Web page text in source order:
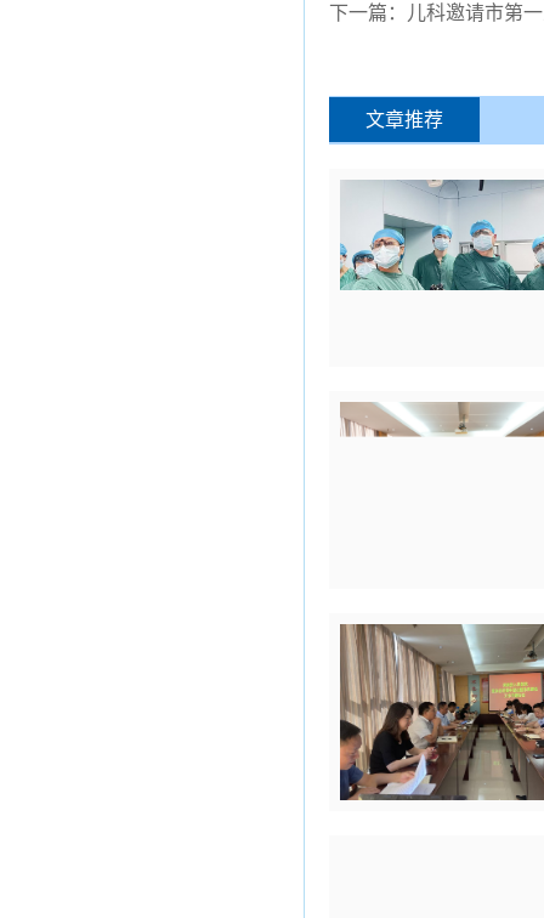
下一篇：儿科邀请市第
文章推荐